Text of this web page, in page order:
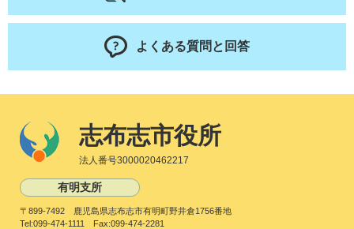
よくある質問と回答
志布志市役所
法人番号3000020462217
有明支所
〒899-7492 鹿児島県志布志市有明町野井倉1756番地
Tel:099-474-1111 Fax:099-474-2281